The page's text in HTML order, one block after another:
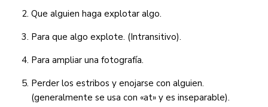
Que alguien haga explotar algo.
Para que algo explote. (Intransitivo).
Para ampliar una fotografía.
Perder los estribos y enojarse con alguien.
(generalmente se usa con «at» y es inseparable).